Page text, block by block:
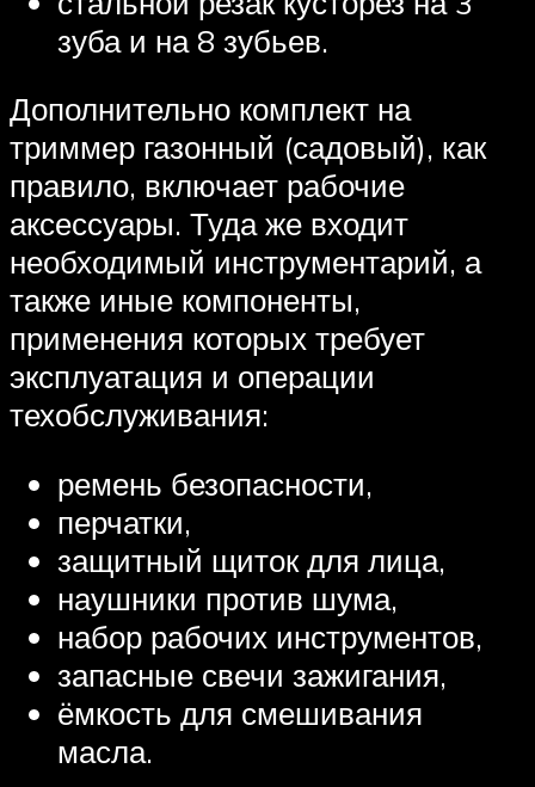
зуба и на 8 зубьев.
Дополнительно комплект на
триммер газонный (садовый), как
правило, включает рабочие
аксессуары. Туда же входит
необходимый инструментарий, а
также иные компоненты,
применения которых требует
эксплуатация и операции
техобслуживания:
ремень безопасности,
перчатки,
защитный щиток для лица,
наушники против шума,
набор рабочих инструментов,
запасные свечи зажигания,
ёмкость для смешивания
масла.